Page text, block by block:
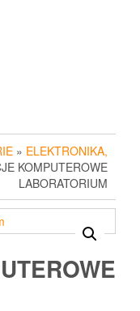
» ELEKTRONIKA,
KOMPUTEROWE
LABORATORIUM